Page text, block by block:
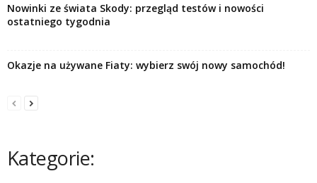
Nowinki ze świata Skody: przegląd testów i nowości
ostatniego tygodnia
Okazje na używane Fiaty: wybierz swój nowy samochód!
Kategorie: